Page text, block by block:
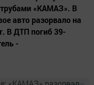
трубами «КАМАЗ». В
авто разорвало на
В ДТП погиб 39-
-